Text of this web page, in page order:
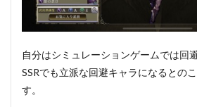
自分はシミュレーションゲームでは回
SSRでも立派な回避キャラになるとの
す。